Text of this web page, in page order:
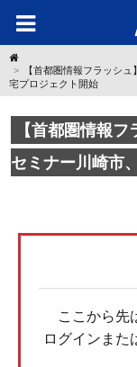
H
o
m
e
【首都圏情報フラッシ
宅プロジェクト開始
【首都圏情報
セミナー川崎市
ここから先
ログインまた